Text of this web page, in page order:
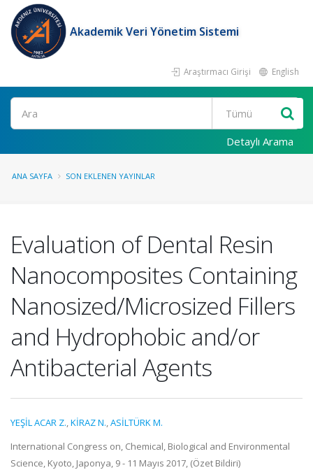
Akademik Veri Yönetim Sistemi
Araştırmacı Girişi English
Ara
Detaylı Arama
ANA SAYFA SON EKLENEN YAYINLAR
Evaluation of Dental Resin
Nanocomposites Containing
Nanosized/Microsized Fillers
and Hydrophobic and/or
Antibacterial Agents
YEŞİL ACAR Z.,KİRAZ N.,ASİLTÜRK M.
International Congress on, Chemical, Biological and Environmental
Science, Kyoto, Japonya, 9 - 11 Mayıs 2017, (Özet Bildiri)